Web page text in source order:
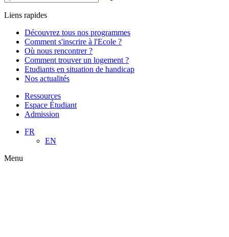
Liens rapides
Découvrez tous nos programmes
Comment s'inscrire à l'Ecole ?
Où nous rencontrer ?
Comment trouver un logement ?
Etudiants en situation de handicap
Nos actualités
Ressources
Espace Étudiant
Admission
FR
EN
Menu